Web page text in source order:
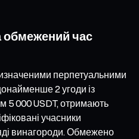
обмежений час
перпетуальними
2 угоди із
5 000 USDT, отримають
учасники
винагороди. Обмежено